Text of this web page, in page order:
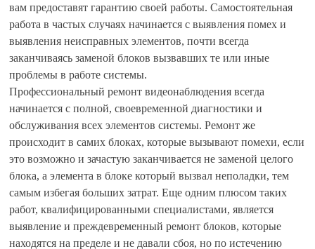
вам предоставят гарантию своей работы. Самостоятельная
работа в частых случаях начинается с выявления помех и
выявления неисправных элементов, почти всегда
заканчиваясь заменой блоков вызвавших те или иные
проблемы в работе системы.
Профессиональный ремонт видеонаблюдения всегда
начинается с полной, своевременной диагностики и
обслуживания всех элементов системы. Ремонт же
происходит в самих блоках, которые вызывают помехи, если
это возможно и зачастую заканчивается не заменой целого
блока, а элемента в блоке который вызвал неполадки, тем
самым избегая больших затрат. Еще одним плюсом таких
работ, квалифицированными специалистами, является
выявление и преждевременный ремонт блоков, которые
находятся на пределе и не давали сбоя, но по истечению